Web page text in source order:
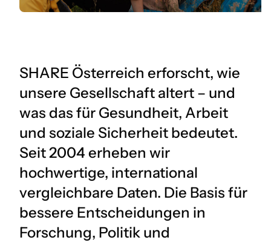
SHARE Österreich erforscht, wie
unsere Gesellschaft altert – und
was das für Gesundheit, Arbeit
und soziale Sicherheit bedeutet.
Seit 2004 erheben wir
hochwertige, international
vergleichbare Daten. Die Basis für
bessere Entscheidungen in
Forschung, Politik und